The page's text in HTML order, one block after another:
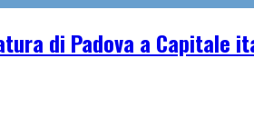
di Padova a Capitale